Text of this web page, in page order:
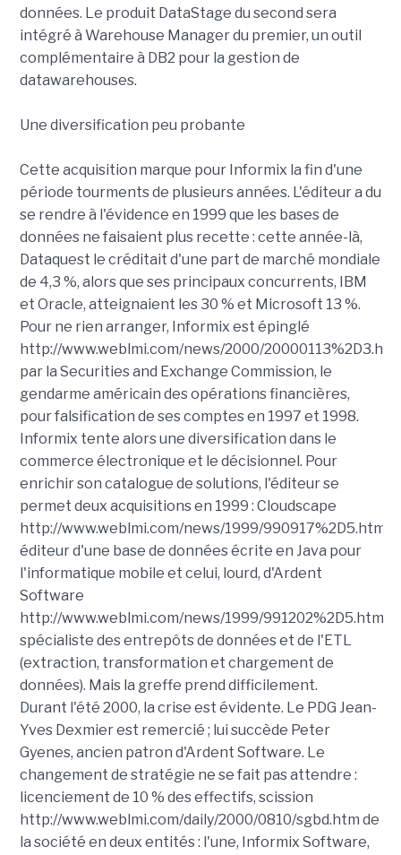
données. Le produit DataStage du second sera
intégré à Warehouse Manager du premier, un outil
complémentaire à DB2 pour la gestion de
datawarehouses.
Une diversification peu probante
Cette acquisition marque pour Informix la fin d'une
période tourments de plusieurs années. L'éditeur a du
se rendre à l'évidence en 1999 que les bases de
données ne faisaient plus recette : cette année-là,
Dataquest le créditait d'une part de marché mondiale
de 4,3 %, alors que ses principaux concurrents, IBM
et Oracle, atteignaient les 30 % et Microsoft 13 %.
Pour ne rien arranger, Informix est épinglé
http://www.weblmi.com/news/2000/20000113%2D3.htm
par la Securities and Exchange Commission, le
gendarme américain des opérations financières,
pour falsification de ses comptes en 1997 et 1998.
Informix tente alors une diversification dans le
commerce électronique et le décisionnel. Pour
enrichir son catalogue de solutions, l'éditeur se
permet deux acquisitions en 1999 : Cloudscape
http://www.weblmi.com/news/1999/990917%2D5.htm,
éditeur d'une base de données écrite en Java pour
l'informatique mobile et celui, lourd, d'Ardent
Software
http://www.weblmi.com/news/1999/991202%2D5.htm,
spécialiste des entrepôts de données et de l'ETL
(extraction, transformation et chargement de
données). Mais la greffe prend difficilement.
Durant l'été 2000, la crise est évidente. Le PDG Jean-
Yves Dexmier est remercié ; lui succède Peter
Gyenes, ancien patron d'Ardent Software. Le
changement de stratégie ne se fait pas attendre :
licenciement de 10 % des effectifs, scission
http://www.weblmi.com/daily/2000/0810/sgbd.htm de
la société en deux entités : l'une, Informix Software,